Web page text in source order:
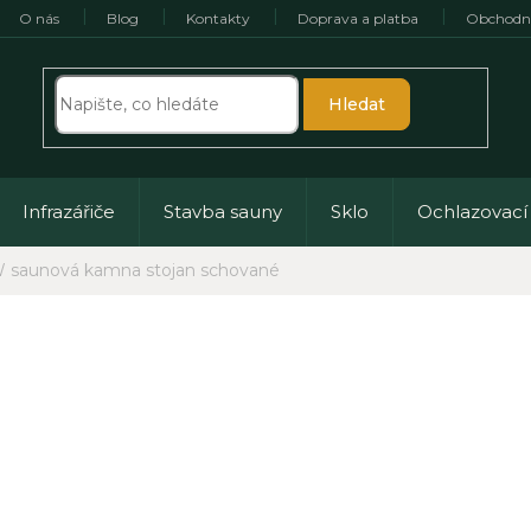
O nás Blog Kontakty Doprava a platba
Hledat
Infrazářiče Stavba sauny Sklo
saunová kamna stojan schované